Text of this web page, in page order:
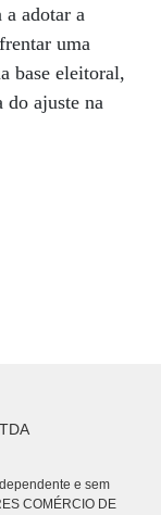
a adotar a
uma
base eleitoral,
do ajuste na
e sem
COMÉRCIO DE